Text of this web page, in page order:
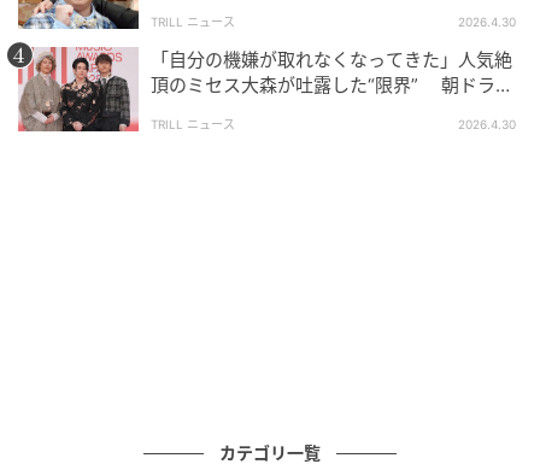
TRILL ニュース 2026.4.30
「自分の機嫌が取れなくなってきた」人気絶
頂のミセス大森が吐露した“限界” 朝ドラ主
TRILL ニュース 2026.4.30
カテゴリ一覧